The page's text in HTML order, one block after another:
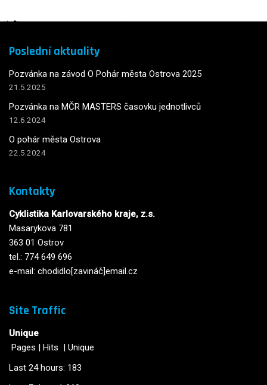
Poslední aktuality
Pozvánka na závod O Pohár města Ostrova 2025
21.5.2025
Pozvánka na MČR MASTERS časovku jednotlivců
12.6.2024
O pohár města Ostrova
22.5.2024
Kontakty
Cyklistika Karlovarského kraje, z.s.
Masarykova 781
363 01 Ostrov
tel.: 774 649 696
e-mail: chodidlo[zavináč]email.cz
Site Traffic
Unique
Pages | Hits | Unique
Last 24 hours: 183